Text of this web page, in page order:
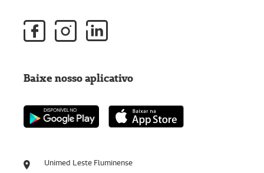
Unimed Leste Fluminense
Baixe nosso aplicativo